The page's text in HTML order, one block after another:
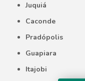
Juquiá
Caconde
Pradópolis
Guapiara
Itajobi